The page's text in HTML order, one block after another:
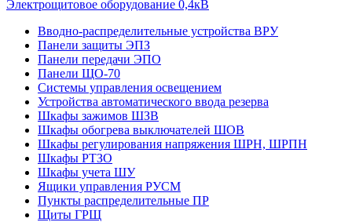
Электрощитовое оборудование 0,4кВ
Вводно-распределительные устройства ВРУ
Панели защиты ЭПЗ
Панели передачи ЭПО
Панели ЩО-70
Системы управления освещением
Устройства автоматического ввода резерва
Шкафы зажимов ШЗВ
Шкафы обогрева выключателей ШОВ
Шкафы регулирования напряжения ШРН, ШРПН
Шкафы РТЗО
Шкафы учета ШУ
Ящики управления РУСМ
Пункты распределительные ПР
Щиты ГРЩ